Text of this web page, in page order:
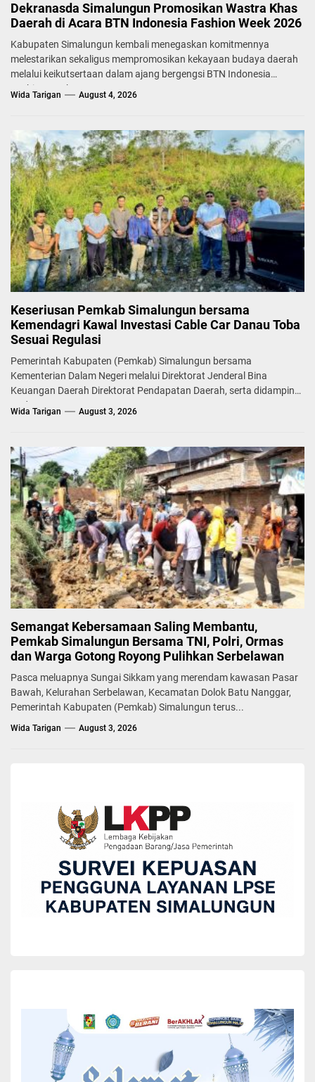
Dekranasda Simalungun Promosikan Wastra Khas
Daerah di Acara BTN Indonesia Fashion Week 2026
Kabupaten Simalungun kembali menegaskan komitmennya
melestarikan sekaligus mempromosikan kekayaan budaya daerah
melalui keikutsertaan dalam ajang bergengsi BTN Indonesia
Fashion Week...
Wida Tarigan August 4, 2026
Keseriusan Pemkab Simalungun bersama
Kemendagri Kawal Investasi Cable Car Danau Toba
Sesuai Regulasi
Pemerintah Kabupaten (Pemkab) Simalungun bersama
Kementerian Dalam Negeri melalui Direktorat Jenderal Bina
Keuangan Daerah Direktorat Pendapatan Daerah, serta didampingi
Badan...
Wida Tarigan August 3, 2026
Semangat Kebersamaan Saling Membantu,
Pemkab Simalungun Bersama TNI, Polri, Ormas
dan Warga Gotong Royong Pulihkan Serbelawan
Pasca meluapnya Sungai Sikkam yang merendam kawasan Pasar
Bawah, Kelurahan Serbelawan, Kecamatan Dolok Batu Nanggar,
Pemerintah Kabupaten (Pemkab) Simalungun terus...
Wida Tarigan August 3, 2026
PARIWISATA
Di Objek Wisata Air Panas Tinggi Raja,
Bupati Simalungun: “Kita akan benahi objek
wisata ini”
Kahean Kabupaten Simalungun, Sumut, mengatakan
Pemerintah Kabupaten Simalungun akan melakukan
pembenahan infrastruktur pendukung objek wisata air panas
Tinggi Raya menjadi salah satu destinasi wisata di Tanoh Haboron